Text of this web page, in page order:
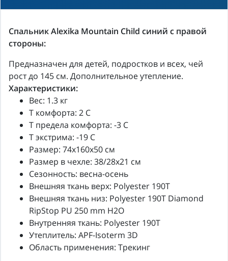
Спальник Alexika Mountain Child синий с правой
стороны:
Предназначен для детей, подростков и всех, чей
рост до 145 см. Дополнительное утепление.
Характеристики:
Вес: 1.3 кг
Т комфорта: 2 C
Т предела комфорта: -3 C
T экстрима: -19 C
Размер: 74x160x50 см
Размер в чехле: 38/28x21 см
Сезонность: весна-осень
Внешняя ткань верх: Polyester 190T
Внешняя ткань низ: Polyester 190T Diamond
RipStop PU 250 mm H2O
Внутренняя ткань: Polyester 190T
Утеплитель: APF-Isoterm 3D
Область применения: Трекинг